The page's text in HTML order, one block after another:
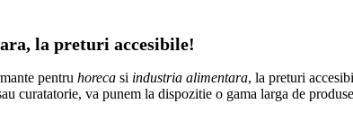
la preturi accesibile!
pentru horeca si industria alimentara, la preturi
curatatorie, va punem la dispozitie o gama larga de